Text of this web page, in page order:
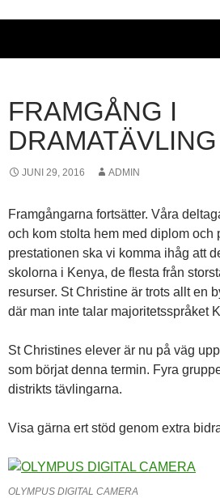
FRAMGÅNG I
JUNI 29, 2016 ADMIN
Framgångarna fortsätter. Våra
och kom stolta hem med diplom och
prestationen ska vi komma ihåg att
skolorna i Kenya, de flesta från
resurser. St Christine är trots allt en
där man inte talar majoritetsspråket
St Christines elever är nu på väg
som börjat denna termin. Fyra
distrikts tävlingarna.
Visa gärna ert stöd genom extra
OLYMPUS DIGITAL CAMERA